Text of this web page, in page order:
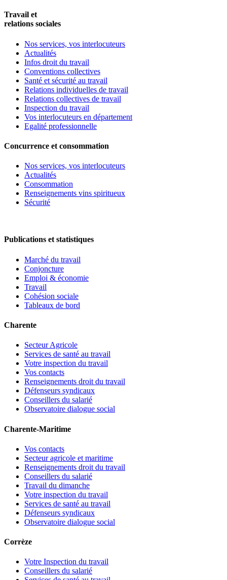
Travail et
relations sociales
Nos services, vos interlocuteurs
Actualités
Infos droit du travail
Conventions collectives
Santé et sécurité au travail
Relations individuelles de travail
Relations collectives de travail
Inspection du travail
Vos interlocuteurs en département
Egalité professionnelle
Concurrence et consommation
Nos services, vos interlocuteurs
Actualités
Consommation
Renseignements vins spiritueux
Sécurité
Publications et statistiques
Marché du travail
Conjoncture
Emploi & économie
Travail
Cohésion sociale
Tableaux de bord
Charente
Secteur Agricole
Services de santé au travail
Votre inspection du travail
Vos contacts
Renseignements droit du travail
Défenseurs syndicaux
Conseillers du salarié
Observatoire dialogue social
Charente-Maritime
Vos contacts
Secteur agricole et maritime
Renseignements droit du travail
Conseillers du salarié
Travail du dimanche
Votre inspection du travail
Services de santé au travail
Défenseurs syndicaux
Observatoire dialogue social
Corrèze
Votre Inspection du travail
Conseillers du salarié